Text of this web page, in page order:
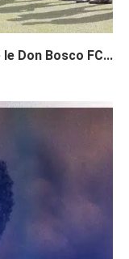
Don Bosco FC...